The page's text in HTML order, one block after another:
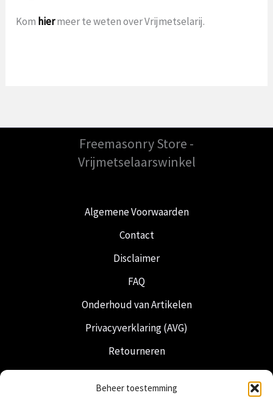
Beheer toestemming
Kom hiermeer te weten over Vrijmetselarij.
Freemasonry Store -
Vrijmetselaarswinkel
Algemene Voorwaarden
Contact
Disclaimer
FAQ
Onderhoud van Artikelen
Privacyverklaring (AVG)
Retourneren
Verzending & Levering